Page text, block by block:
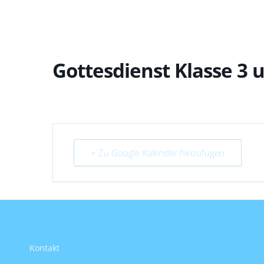
Gottesdienst Klasse 3
+ Zu Google Kalender hinzufügen
Kontakt